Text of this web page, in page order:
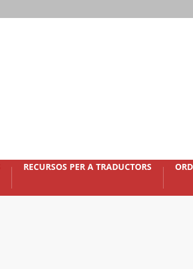
RECURSOS PER A TRADUCTORS